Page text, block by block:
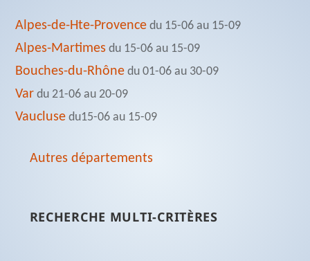
Alpes-de-Hte-Provence du 15-06 au 15-09
Alpes-Martimes du 15-06 au 15-09
Bouches-du-Rhône du 01-06 au 30-09
Var du 21-06 au 20-09
Vaucluse du15-06 au 15-09
Autres départements
RECHERCHE MULTI-CRITÈRES